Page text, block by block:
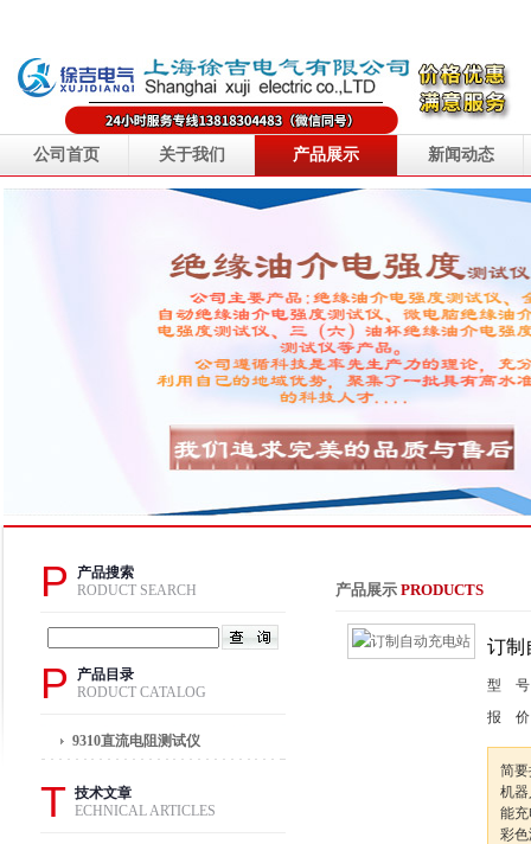
公司首页 关于我们 产品展示 新闻动态
P
产品搜索
RODUCT SEARCH
P
产品目录
RODUCT CATALOG
9310直流电阻测试仪
T 技术文章
ECHNICAL ARTICLES
产品展示 PRODUCTS
订制
型 号
报 价
简
机
能
彩